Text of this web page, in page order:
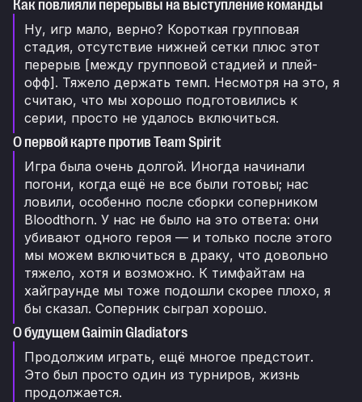
Как повлияли перерывы на выступление команды
Ну, игр мало, верно? Короткая групповая
стадия, отсутствие нижней сетки плюс этот
перерыв [между групповой стадией и плей-
офф]. Тяжело держать темп. Несмотря на это, я
считаю, что мы хорошо подготовились к
серии, просто не удалось включиться.
О первой карте против Team Spirit
Игра была очень долгой. Иногда начинали
погони, когда ещё не все были готовы; нас
ловили, особенно после сборки соперником
Bloodthorn. У нас не было на это ответа: они
убивают одного героя — и только после этого
мы можем включиться в драку, что довольно
тяжело, хотя и возможно. К тимфайтам на
хайграунде мы тоже подошли скорее плохо, я
бы сказал. Соперник сыграл хорошо.
О будущем Gaimin Gladiators
Продолжим играть, ещё многое предстоит.
Это был просто один из турниров, жизнь
продолжается.